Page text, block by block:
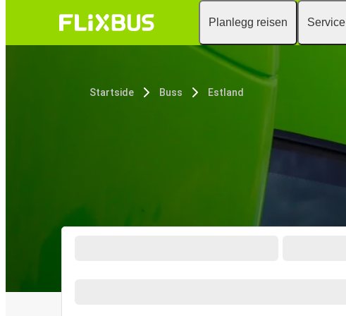
Planlegg reisen Service
Startside Buss Estland